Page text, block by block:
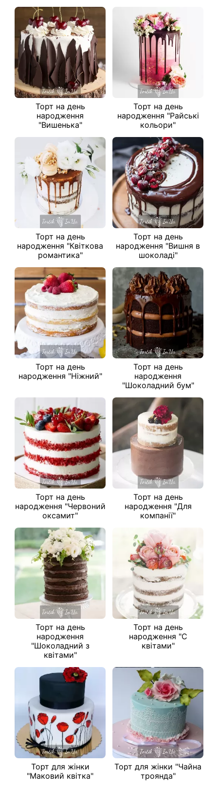
Торт на день
народження
"Вишенька"
Торт на день
народження "Райські
кольори"
Торт на день
народження "Квіткова
романтика"
Торт на день
народження "Вишня в
шоколаді"
Торт на день
народження "Ніжний"
Торт на день
народження
"Шоколадний бум"
Торт на день
народження "Червоний
оксамит"
Торт на день
народження "Для
компанії"
Торт на день
народження
"Шоколадний з
квітами"
Торт на день
народження "C
квітами"
Торт для жінки
"Маковий квітка"
Торт для жінки "Чайна
троянда"